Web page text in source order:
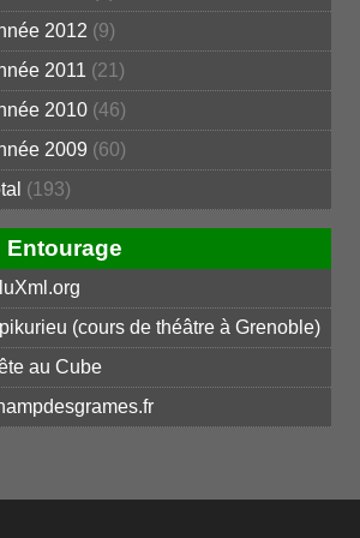
2012 (9)
2011 (21)
2010 (46)
2009 (60)
(193)
Entourage
(cours de théâtre à Grenoble)
au Cube